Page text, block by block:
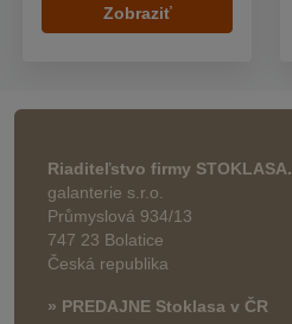
Zobraziť
Riaditeľstvo firmy STOKLASA.
galanterie s.r.o.
Průmyslová 934/13
747 23 Bolatice
Česká republika
» PREDAJNE Stoklasa v ČR